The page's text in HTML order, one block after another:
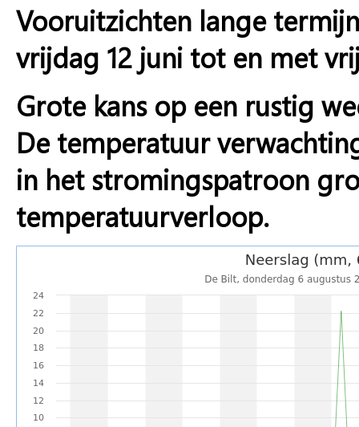
Vooruitzichten lange termijn
vrijdag 12 juni tot en met
Grote kans op een rustig
De temperatuur
in het stromingspatroon
temperatuurverloop.